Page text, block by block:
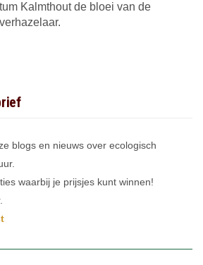
Kalmthout de bloei van de
blogs en nieuws over ecologisch
waarbij je prijsjes kunt winnen!